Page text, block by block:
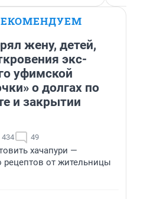
жену, детей,
экс-
уфимской
о долгах по
и закрытии
434 49
хачапури —
рецептов от жительницы